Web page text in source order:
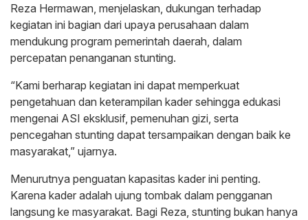
Reza Hermawan, menjelaskan, dukungan terhadap
kegiatan ini bagian dari upaya perusahaan dalam
mendukung program pemerintah daerah, dalam
percepatan penanganan stunting.
“Kami berharap kegiatan ini dapat memperkuat
pengetahuan dan keterampilan kader sehingga edukasi
mengenai ASI eksklusif, pemenuhan gizi, serta
pencegahan stunting dapat tersampaikan dengan baik ke
masyarakat,” ujarnya.
Menurutnya penguatan kapasitas kader ini penting.
Karena kader adalah ujung tombak dalam pengganan
langsung ke masyarakat. Bagi Reza, stunting bukan hanya